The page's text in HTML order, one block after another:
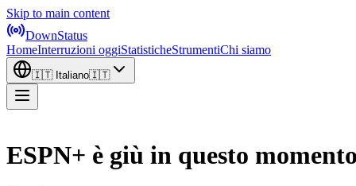
Skip to main content
DownStatus
HomeInterruzioni oggiStatisticheStrumentiChi siamo
🇮🇹 Italiano🇮🇹
ESPN+ è giù in questo